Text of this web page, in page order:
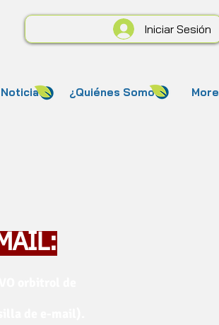
Noticias ¿Quiénes Somos? More
Iniciar Sesión